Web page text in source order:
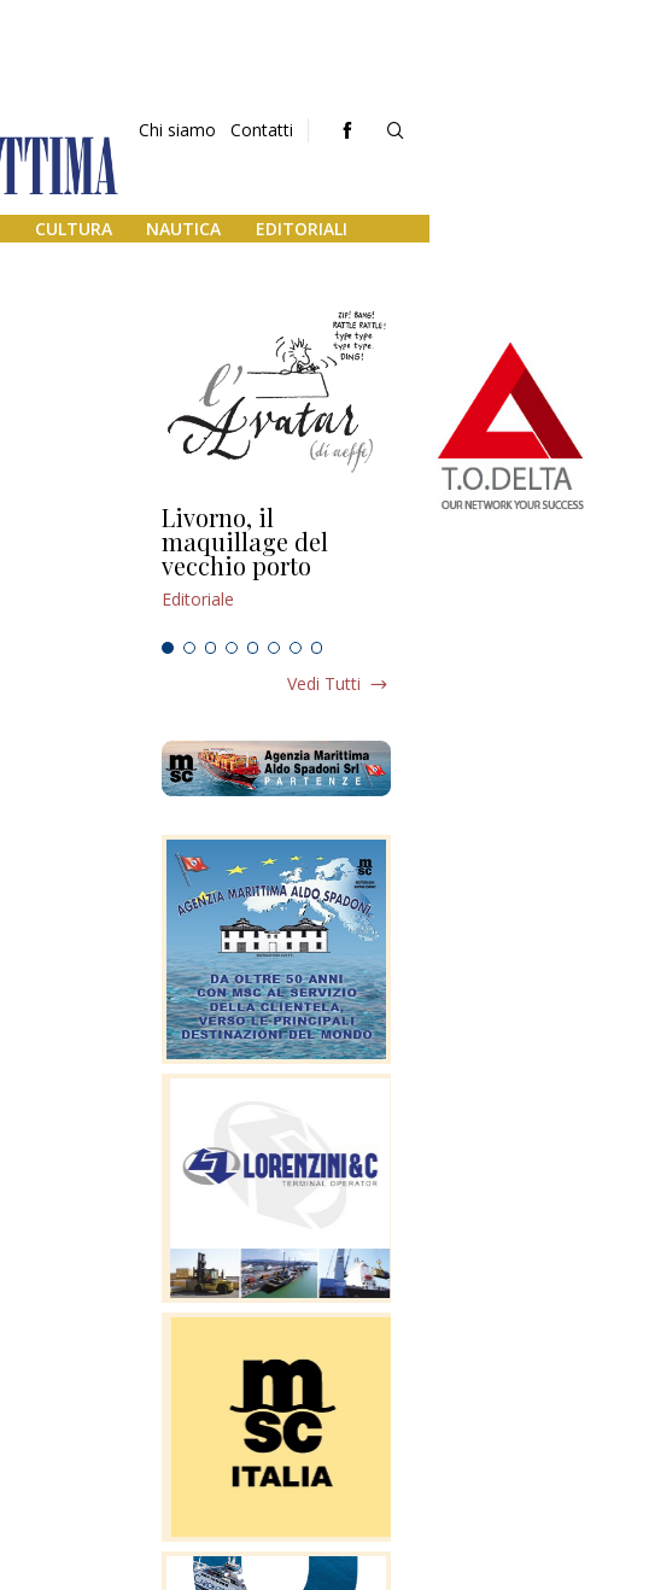
Chi siamo Contatti
CULTURA NAUTICA EDITORIALI
Livorno, il
maquillage del
vecchio porto
Editoriale
L’uscita di scena di
Vedi Tutti